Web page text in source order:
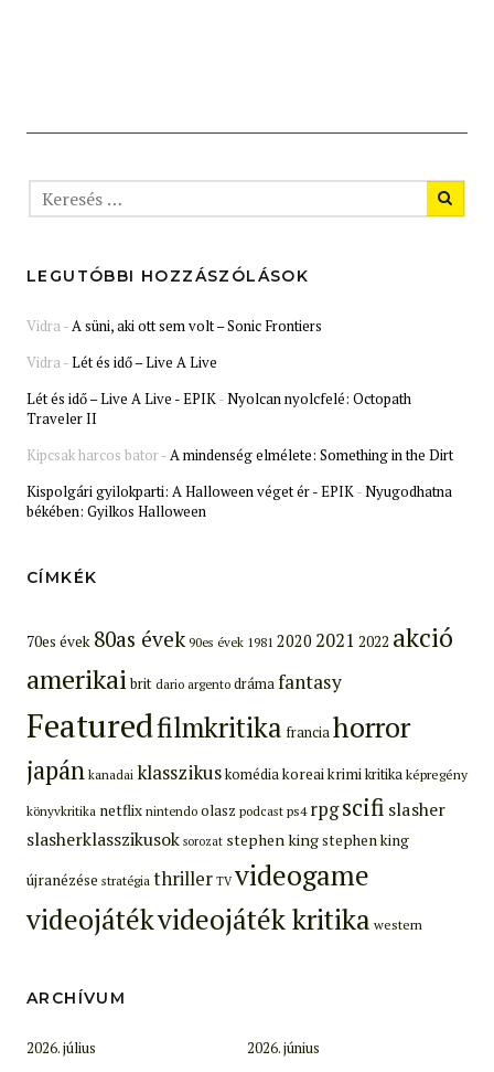
LEGUTÓBBI HOZZÁSZÓLÁSOK
Vidra - A süni, aki ott sem volt – Sonic Frontiers
Vidra -Lét és idő – Live A Live
Lét és idő – Live A Live - EPIK -Nyolcan nyolcfelé: Octopath
Traveler II
Kipcsak harcos bator- A mindenség elmélete: Something in the Dirt
Kispolgári gyilokparti: A Halloween véget ér - EPIK -Nyugodhatna
békében: Gyilkos Halloween
CÍMKÉK
70es évek 80as évek 90es évek 1981 2020 2021 2022 akció
amerikaibrit dario argento drámafantasy
Featuredfilmkritika franciahorror
japán kanadai klasszikuskomédiakoreai krimi kritikaképregény
könyvkritika netflix nintendo olasz podcast ps4 rpgscifi slasher
slasherklasszikusok sorozat stephen kingstephen king
újranézése stratégia thriller TV videogame
videojátékvideojáték kritika western
ARCHÍVUM
2026. július
2026. június